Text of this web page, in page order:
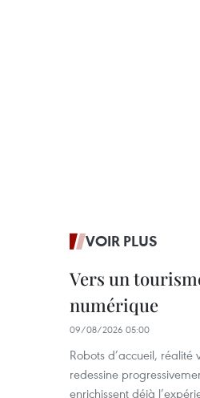
VOIR PLUS
Vers un
numérique
09/08/2026 05:00
Robots d’accueil,
redessine
enrichissent déjà